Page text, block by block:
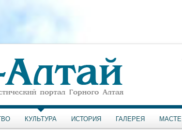
КУЛЬТУРА ИСТОРИЯ ГАЛЕРЕЯ